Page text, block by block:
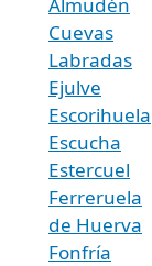
Cuevas
Labradas
Ejulve
Escorihuela
Escucha
Estercuel
Ferreruela
de Huerva
Fonfría